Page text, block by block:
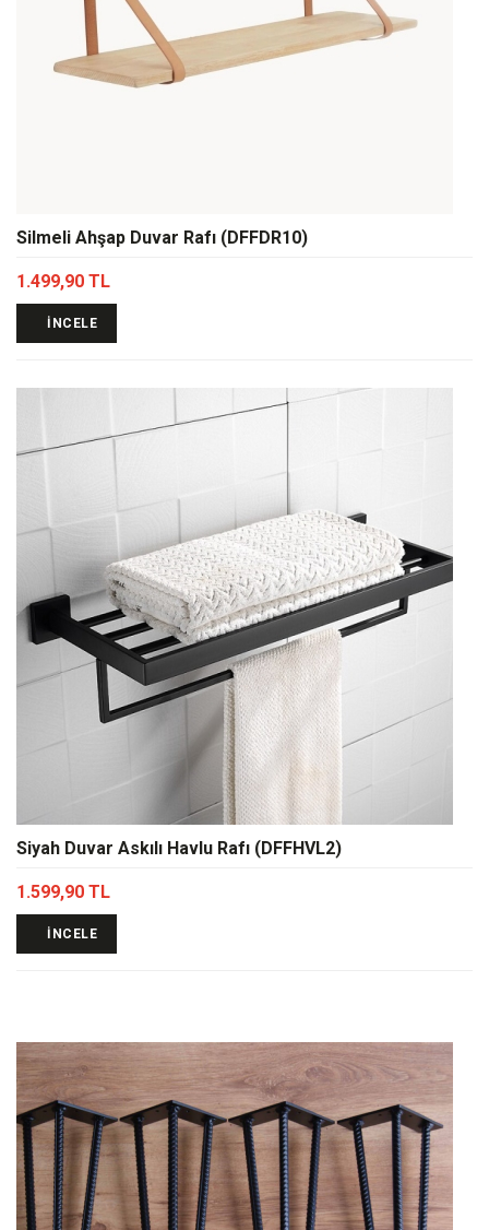
Silmeli Ahşap Duvar Rafı (DFFDR10)
1.499,90 TL
İNCELE
Siyah Duvar Askılı Havlu Rafı (DFFHVL2)
1.599,90 TL
İNCELE